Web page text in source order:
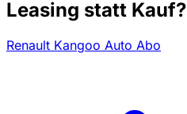
Leasing statt Kauf?
Renault Kangoo Auto Abo